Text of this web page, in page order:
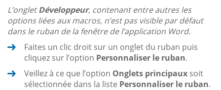
L’ongletDéveloppeur, contenant entre autres les
options liées aux macros, n’est pas visible par défaut
dans le ruban de la fenêtre de l’application Word.
Faites un clic droit sur un onglet du ruban puis
cliquez sur l’option Personnaliser le ruban.
Veillez à ce que l’option Onglets principaux soit
sélectionnée dans la liste Personnaliser le ruban.